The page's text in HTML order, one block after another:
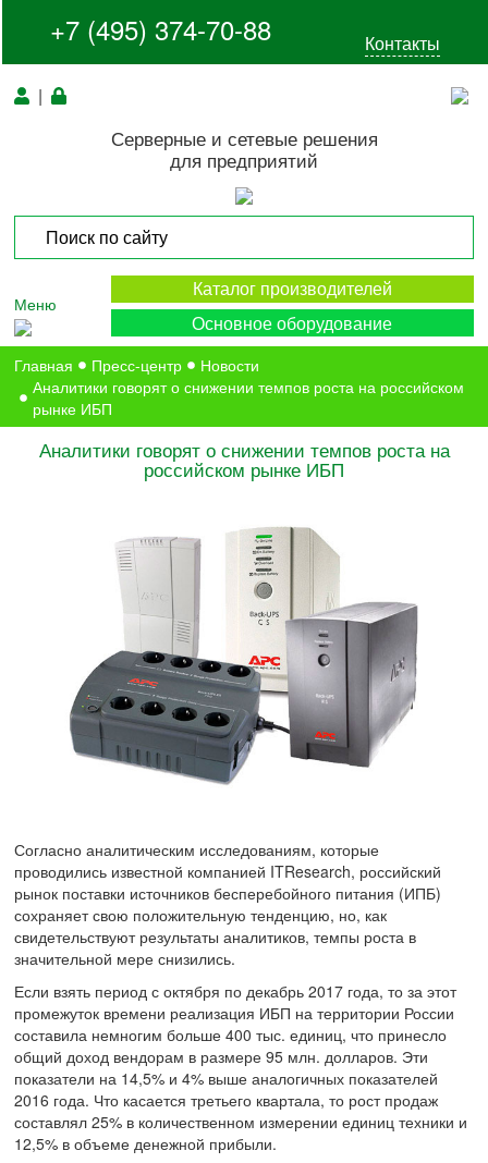
+7 (495) 374-70-88 Контакты
|
Серверные и сетевые решения
для предприятий
Меню
Каталог производителей
Основное оборудование
Главная Пресс-центр
Новости
Аналитики говорят о снижении темпов роста на российском
рынке ИБП
Аналитики говорят о снижении темпов роста на
российском рынке ИБП
Согласно аналитическим исследованиям, которые
проводились известной компанией ITResearch, российский
рынок поставки источников бесперебойного питания (ИПБ)
сохраняет свою положительную тенденцию, но, как
свидетельствуют результаты аналитиков, темпы роста в
значительной мере снизились.
Если взять период с октября по декабрь 2017 года, то за этот
промежуток времени реализация ИБП на территории России
составила немногим больше 400 тыс. единиц, что принесло
общий доход вендорам в размере 95 млн. долларов. Эти
показатели на 14,5% и 4% выше аналогичных показателей
2016 года. Что касается третьего квартала, то рост продаж
составлял 25% в количественном измерении единиц техники и
12,5% в объеме денежной прибыли.